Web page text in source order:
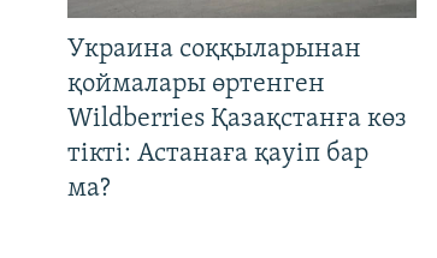
Украина соққыларынан
қоймалары өртенген
Wildberries Қазақстанға көз
тікті: Астанаға қауіп бар
ма?